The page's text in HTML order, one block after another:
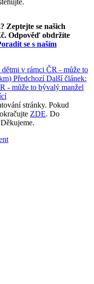
Zeptejte se našich
Odpověď obdržíte
se s naším
v rámci ČR - může to
Předchozí Další článek:
- může to bývalý manžel
stránky. Pokud
ZDE. Do